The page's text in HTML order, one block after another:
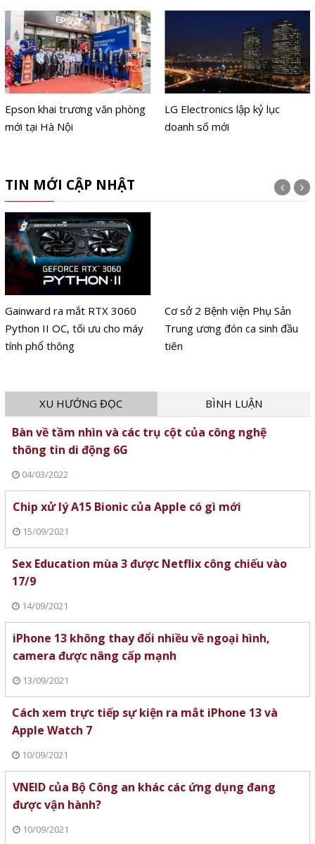
Epson khai trương văn phòng
mới tại Hà Nội
LG Electronics lập kỷ lục
doanh số mới
TIN MỚI CẬP NHẬT
Gainward ra mắt RTX 3060
Python II OC, tối ưu cho máy
tính phổ thông
Cơ sở 2 Bệnh viện Phụ Sản
Trung ương đón ca sinh đầu
tiên
XU HƯỚNG ĐỌC BÌNH LUẬN
Bàn về tầm nhìn và các trụ cột của công nghệ
thông tin di động 6G
04/03/2022
Chip xử lý A15 Bionic của Apple có gì mới
15/09/2021
Sex Education mùa 3 được Netflix công chiếu vào
17/9
14/09/2021
iPhone 13 không thay đổi nhiều về ngoại hình,
camera được nâng cấp mạnh
13/09/2021
Cách xem trực tiếp sự kiện ra mắt iPhone 13 và
Apple Watch 7
10/09/2021
VNEID của Bộ Công an khác các ứng dụng đang
được vận hành?
10/09/2021